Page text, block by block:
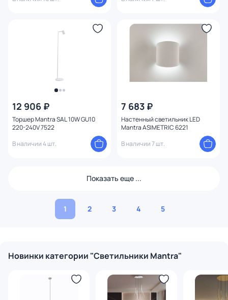
12 906 ₽
Торшер Mantra SAL 10W GU10
220-240V 7522
В наличии 4 шт.
7 683 ₽
Настенный светильник LED
Mantra ASIMETRIC 6221
В наличии 7 шт.
Показать еще ...
1 2 3 4 5
Новинки категории "Светильники Mantra"